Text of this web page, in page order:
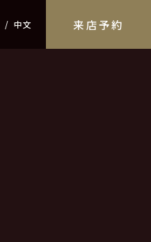
来店予約
中文